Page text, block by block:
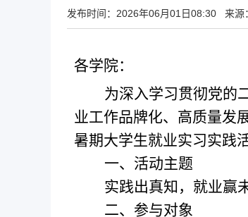
发布时间： 2026年06月01日08:30 来源
各学院：
为深入学习贯彻党的
业工作品牌化、高质量发
暑期大学生就业实习实践
一、活动主题
实践出真知，就业赢
二、参与对象